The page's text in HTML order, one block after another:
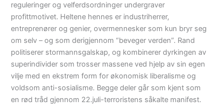
reguleringer og velferdsordninger undergraver
profittmotivet. Heltene hennes er industriherrer,
entreprenører og genier, overmennesker som kun bryr seg
om selv – og som derigjennom “beveger verden”. Rand
politiserer stormannsgalskap, og kombinerer dyrkingen av
superindivider som trosser massene ved hjelp av sin egen
vilje med en ekstrem form for økonomisk liberalisme og
voldsom anti-sosialisme. Begge deler går som kjent som
en rød tråd gjennom 22.juli-terroristens såkalte manifest.